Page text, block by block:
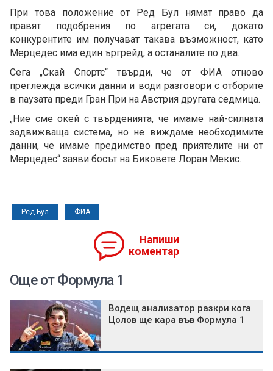
При това положение от Ред Бул нямат право да
правят подобрения по агрегата си, докато
конкурентите им получават такава възможност, като
Мерцедес има един ъргрейд, а останалите по два.
Сега „Скай Спортс“ твърди, че от ФИА отново
преглежда всички данни и води разговори с отборите
в паузата преди Гран При на Австрия другата седмица.
„Ние сме окей с твърденията, че имаме най-силната
задвижваща система, но не виждаме необходимите
данни, че имаме предимство пред приятелите ни от
Мерцедес“ заяви босът на Биковете Лоран Мекис.
Ред Бул ФИА
Напиши
коментар
Още от Формула 1
Водещ анализатор разкри кога
Цолов ще кара във Формула 1